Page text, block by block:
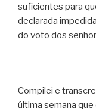
suficientes para
declarada
do voto dos
Compilei e
última semana